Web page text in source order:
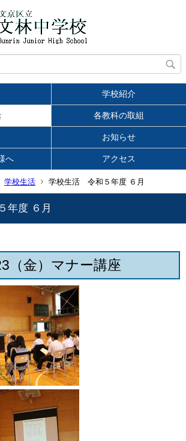
学校紹介
各教科の取組
お知らせ
へ アクセス
学校生活 学校生活 令和５年度 ６月
年度 ６月
（金）マナー講座